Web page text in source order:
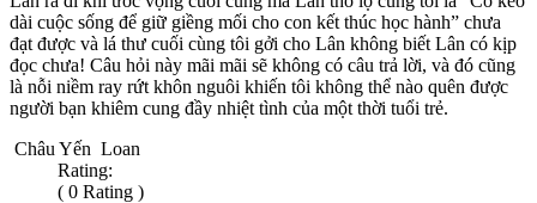
dài cuộc sống để giữ giềng mối cho con kết thúc học hành” chưa
đạt được và lá thư cuối cùng tôi gởi cho Lân không biết Lân có kịp
đọc chưa! Câu hỏi này mãi mãi sẽ không có câu trả lời, và đó cũng
là nỗi niềm ray rứt khôn nguôi khiến tôi không thể nào quên được
người bạn khiêm cung đầy nhiệt tình của một thời tuổi trẻ.
Châu Yến Loan
Rating:
( 0 Rating )